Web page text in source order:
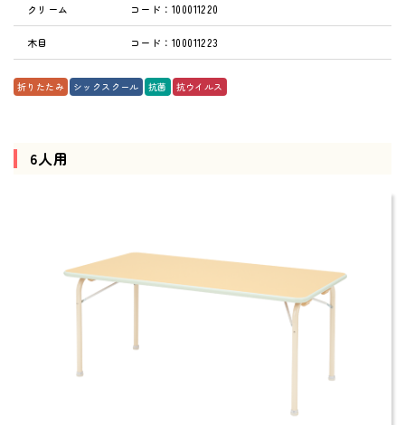
クリーム コード：100011220
木目 コード：100011223
折りたたみ シックスクール 抗菌 抗ウイルス
6人用